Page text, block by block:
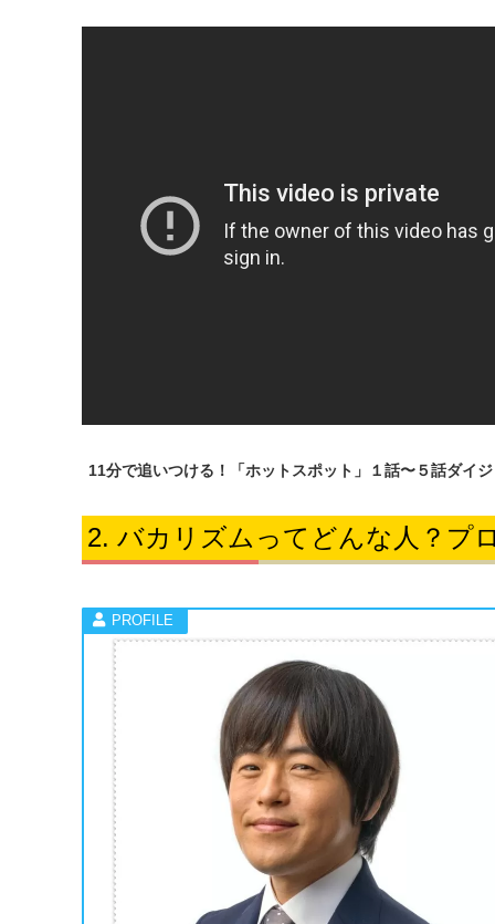
11分で追いつける！「ホットスポット」１話〜５話ダイ
バカリズムってどんな人？プ